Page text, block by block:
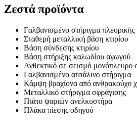
Ζεστά προϊόντα
Γαλβανισμένο στήριγμα
Σταθερή μεταλλική βάση κτιρίου
Βάση σύνδεσης κτιρίου
Βάση στήριξης καλωδίου αγωγού
Ανθεκτικό σε σεισμό μονόπλευρο
Γαλβανισμένο ατσάλινο στήριγμα
Κάμψη βραχίονα από ανθρακούχο
Μεταλλικό στήριγμα σφράγισης
Πιάτο ψαριών ανελκυστήρα
Πλάκα πίεσης οδηγού